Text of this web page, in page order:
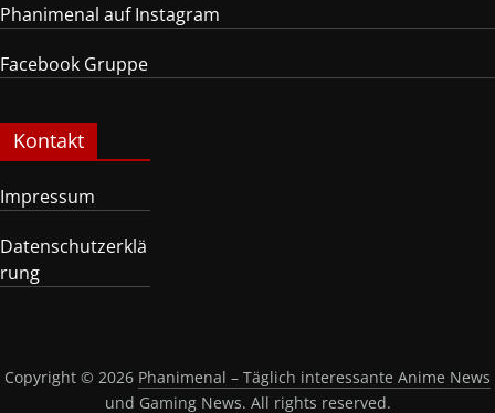
Phanimenal auf Instagram
Facebook Gruppe
Kontakt
Impressum
Datenschutzerklä
rung
Copyright © 2026 Phanimenal – Täglich interessante Anime News
und Gaming News. All rights reserved.